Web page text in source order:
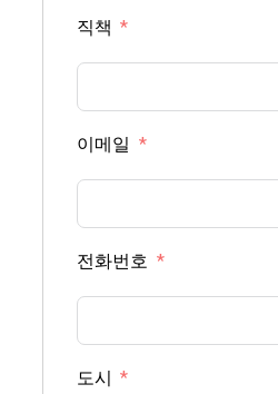
직책
이메일
전화번호
도시